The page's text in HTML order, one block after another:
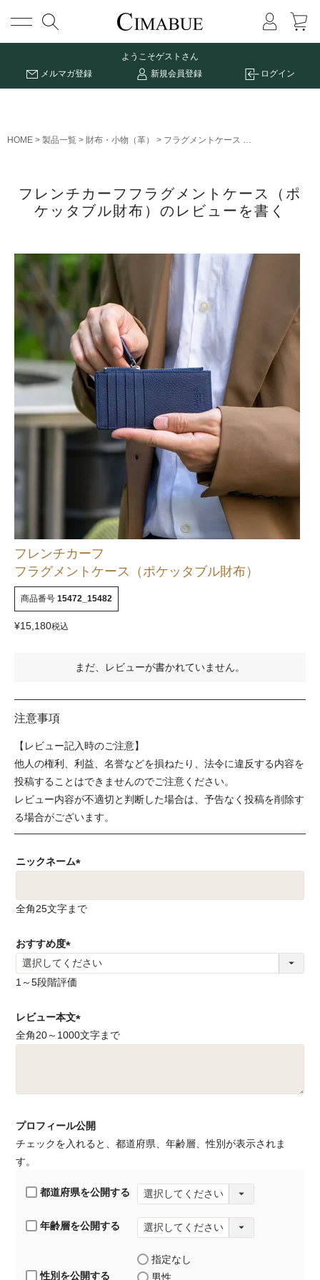
メニュー
ようこそゲストさん
メルマガ登録
新規会員登録 ログイン
HOME 製品一覧 財布・小物（革） フラグメントケース フレンチカーフ
フレンチカーフフラグメントケース（ポ
ケッタブル財布）のレビューを書く
フレンチカーフ
フラグメントケース（ポケッタブル財布）
商品番号 15472_15482
¥15,180税込
まだ、レビューが書かれていません。
注意事項
【レビュー記入時のご注意】
他人の権利、利益、名誉などを損ねたり、法令に違反する内容を
投稿することはできませんのでご注意ください。
レビュー内容が不適切と判断した場合は、予告なく投稿を削除す
る場合がございます。
ニックネーム
必
須
全角25文字まで
おすすめ度
(
必
)
1～5段階評価
レビュー本文
(
全角20～1000文字まで
プロフィール公開
チェックを入れると、都道府県、年齢層、性別が表示されま
す。
都道府県を公開する
年齢層を公開する
性別を公開する
指定なし
男性